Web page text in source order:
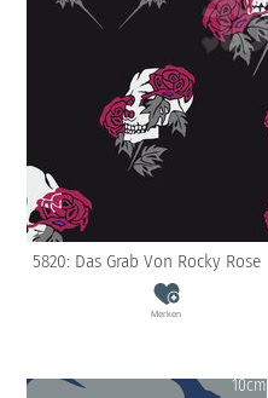
5820: Das Grab Von Rocky Rose
Merken
10cm